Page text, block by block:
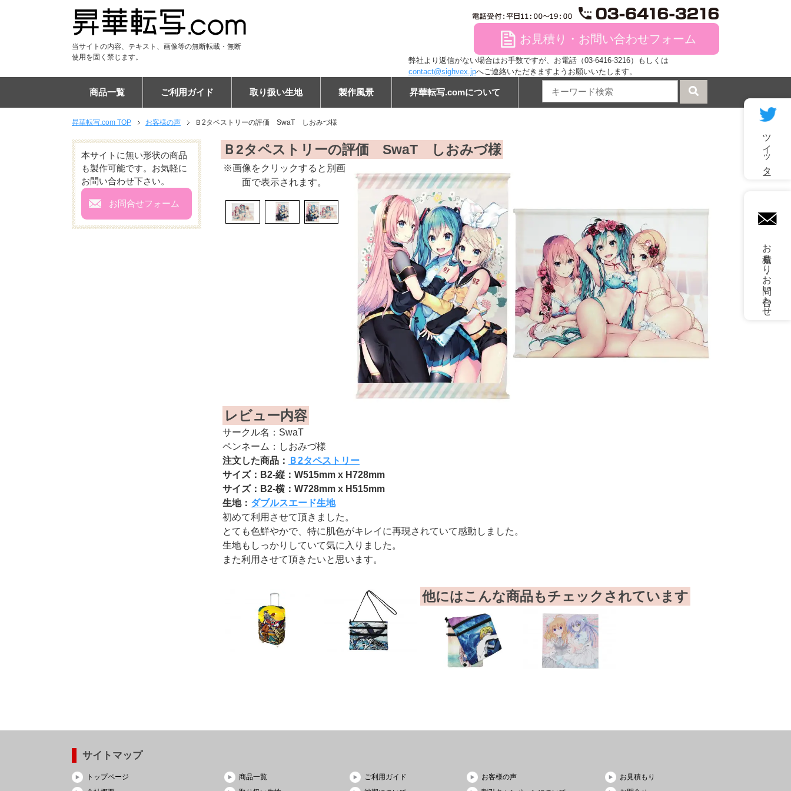
当サイトの内容、テキスト、画像等の無断転載・無断
使用を固く禁じます。
file お見積り・お問い合わせフォーム
弊社より返信がない場合はお手数ですが、お電話（03-6416-3216）もしくは
contact@sighvex.jpへご連絡いただきますようお願いいたします。
商品一覧
Tシャツ
DTF Tシャツ
シャツ
DTF ポロシャツ
パーカー
DTF パーカー
ジャンパー
ユニフォーム
パンツ
DTF スウェット
アパレル雑貨
キャップ
マスク
マフラー
ブランケット
フードブランケット
タオル
フードタオル
トートバッグ
エコバッグ
リュックサック
バッグ
ケース
PC・タブレットケース
ショルダーバッグ
スマホポシェット
チケットホルダー
サコッシュ
ポーチ
巾着
マウスパッド
タペストリー
布ポスター
傘
布カバー
生活雑貨・インテリア
ステーショナリー
フラッグ
ご利用ガイド
ご注文の流れ
納期について
割引キャンペーン
EC販売向けサポートプラン
キャンセルについて
専門用語集
昇華転写印刷とは
お客様の声
布プリントの比較
エンドレス柄の作り方
よくある質問
会社概要
取り扱い生地 製作風景 昇華転写.comについて
昇華転写.com TOP お客様の声 Ｂ2タペストリーの評価 SwaT しおみづ様
Ｂ2タペストリーの評価 SwaT しおみづ様
※画像をクリックすると別画
面で表示されます。
レビュー内容
サークル名：SwaT
ペンネーム：しおみづ様
注文した商品： Ｂ2タペストリー
サイズ：B2-縦：W515mm x H728mm
サイズ：B2-横：W728mm x H515mm
生地： ダブルスエード生地
初めて利用させて頂きました。
とても色鮮やかで、特に肌色がキレイに再現されていて感動しました。
生地もしっかりしていて気に入りました。
また利用させて頂きたいと思います。
他にはこんな商品もチェックされています
本サイトに無い形状の商品
も製作可能です。お気軽に
お問い合わせ下さい。
mail お問合せフォーム
サイトマップ
トップページ
商品一覧
ご利用ガイド
お客様の声
お見積もり
ツイッター
mail
お見積もり・お問い合わせ